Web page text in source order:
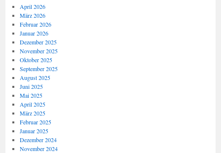
April 2026
März 2026
Februar 2026
Januar 2026
Dezember 2025
November 2025
Oktober 2025
September 2025
August 2025
Juni 2025
Mai 2025
April 2025
März 2025
Februar 2025
Januar 2025
Dezember 2024
November 2024